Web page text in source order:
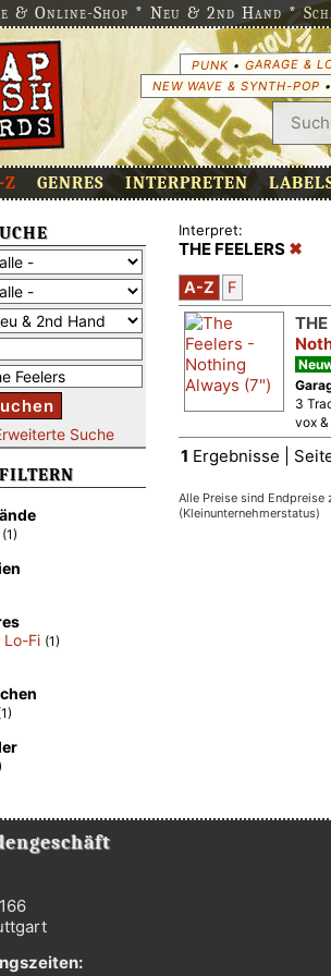
& Online-Shop * Neu & 2nd Hand *
PUNK• GARAGE &
NEW WAVE & SYNTH-POP •
Z GENRES INTERPRETEN
Suche
(1)
Lo-Fi (1)
Interpret:
THE FEELERS
A-Z F
THE
3
vox
1 Ergebnisse |
Alle Preise sind Endpreise
(Kleinunternehmerstatus)